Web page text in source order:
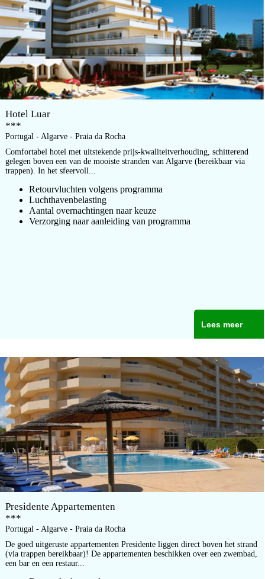
Hotel Luar
***
Portugal - Algarve - Praia da Rocha
Comfortabel hotel met uitstekende prijs-kwaliteitverhouding, schitterend
gelegen boven een van de mooiste stranden van Algarve (bereikbaar via
trappen). In het sfeervoll...
Retourvluchten volgens programma
Luchthavenbelasting
Aantal overnachtingen naar keuze
Verzorging naar aanleiding van programma
Lees meer
Presidente Appartementen
***
Portugal - Algarve - Praia da Rocha
De goed uitgeruste appartementen Presidente liggen direct boven het strand
(via trappen bereikbaar)! De appartementen beschikken over een zwembad,
een bar en een restaur...